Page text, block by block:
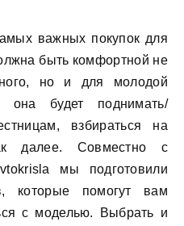
важных покупок для
быть комфортной не
но и для молодой
будет поднимать/
взбираться на
далее. Совместно с
мы подготовили
которые помогут вам
с моделью. Выбрать и